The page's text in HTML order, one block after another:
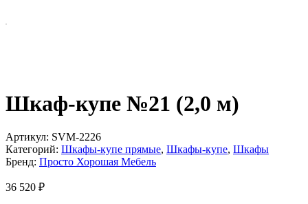
Шкаф-купе №21 (2,0 м)
Артикул: SVM-2226
Категорий: Шкафы-купе прямые, Шкафы-купе, Шкафы
Бренд: Просто Хорошая Мебель
36 520 ₽